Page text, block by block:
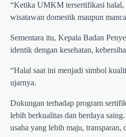
“Ketika UMKM tersertifikasi halal,
wisatawan domestik maupun
Sementara itu, Kepala Badan
identik dengan kesehatan,
“Halal saat ini menjadi simbol
ujarnya.
Dukungan terhadap program
lebih berkualitas dan berdaya
usaha yang lebih maju, transparan,